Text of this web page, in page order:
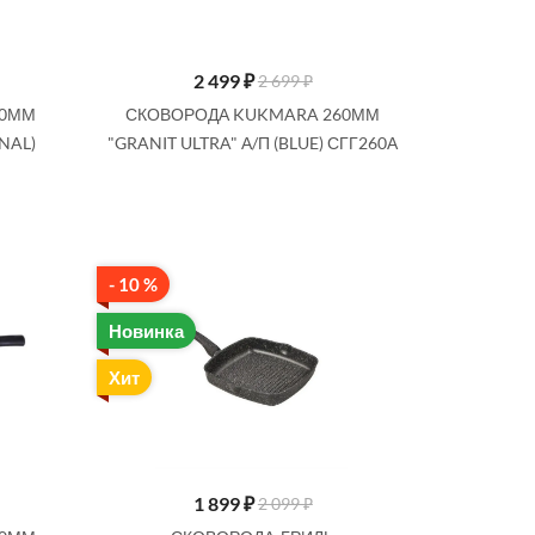
80446
2 499₽2 699 ₽
СКОВОРОДА KUKMARA 260ММ
"GRANIT ULTRA" А/П (BLUE) СГГ260А
- 10 %
Новинка
Хит
1 899₽2 099 ₽